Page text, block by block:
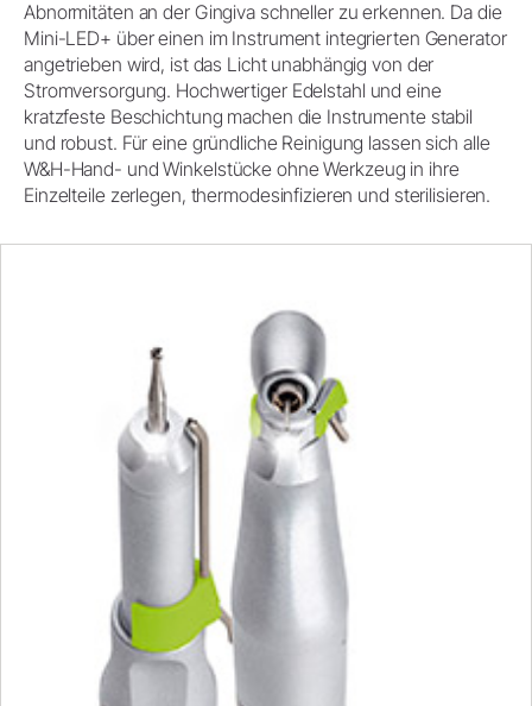
Abnormitäten an der Gingiva schneller zu erkennen. Da die
Mini-LED+ über einen im Instrument integrierten Generator
angetrieben wird, ist das Licht unabhängig von der
Stromversorgung. Hochwertiger Edelstahl und eine
kratzfeste Beschichtung machen die Instrumente stabil
und robust. Für eine gründliche Reinigung lassen sich alle
W&H-Hand- und Winkelstücke ohne Werkzeug in ihre
Einzelteile zerlegen, thermodesinfizieren und sterilisieren.